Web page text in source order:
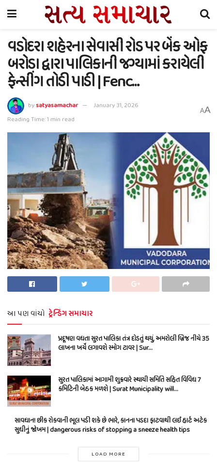
વડોદરા શહેરના સેવાસી રોડ પર બેંક ઓફ
બરોડા દ્વારા પાલિકાની જગ્યામાં કરાયેલી
ફેન્સીંગ તોડી પાડી | Fenc…
bysatyasamachar
January 31, 2026
Reading Time: 1 min read
AA
આ પણ વાંચો ટ્રેન્ડિંગ સમાચાર
પ્રદૂષણ વધતા સુરત પાલિકા તંત્ર દોડતું થયું, અમરોલી બ્રિજ નીચે 35
લાખના ખર્ચે લગાવશે સ્મોગ ટાવર | Sur…
સુરત પાલિકામાં આગામી શુક્રવારે સ્થાયી સમિતિ સહિત વિવિધ 7
કમિટિની બેઠક મળશે | Surat Municipality will…
સાવધાન! છીંક રોકવાની ભૂલ પડી શકે છે ભારે, કાનના પડદા ફાટવાથી લઈ હાર્ટ અટેક
સુધીનું જોખમ | dangerous risks of stopping a sneeze health tips
LOAD MORE